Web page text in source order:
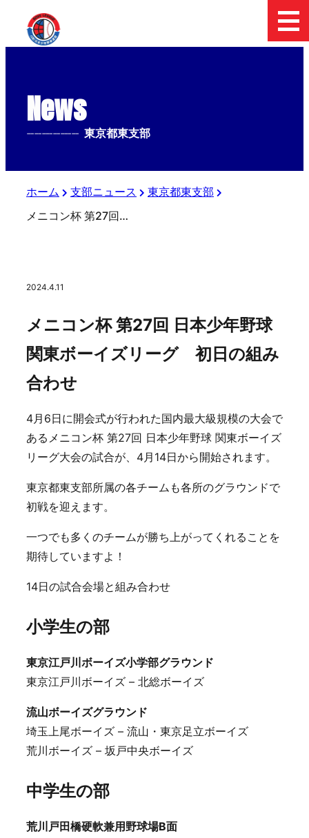
News
-------------- 東京都東支部
ホーム 支部ニュース
東京都東支部
メニコン杯 第27回 日本少年野球 関東ボーイズリーグ 初日の組み合わせ
2024.4.11
メニコン杯 第27回 日本少年野球
関東ボーイズリーグ 初日の組み
合わせ
4月6日に開会式が行われた国内最大級規模の大会で
あるメニコン杯 第27回 日本少年野球 関東ボーイズ
リーグ大会の試合が、4月14日から開始されます。
東京都東支部所属の各チームも各所のグラウンドで
初戦を迎えます。
一つでも多くのチームが勝ち上がってくれることを
期待していますよ！
14日の試合会場と組み合わせ
小学生の部
東京江戸川ボーイズ小学部グラウンド
東京江戸川ボーイズ – 北総ボーイズ
流山ボーイズグラウンド
埼玉上尾ボーイズ – 流山・東京足立ボーイズ
荒川ボーイズ – 坂戸中央ボーイズ
中学生の部
荒川戸田橋硬軟兼用野球場B面